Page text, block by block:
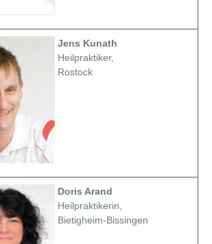
Jens Kunath
Heilpraktiker,
Rostock
Doris Arand
Heilpraktikerin,
Bietigheim-Bissingen